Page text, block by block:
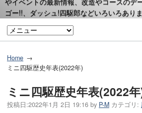
ゴー!!、ダッシュ!四駆郎などいろいろありま
Home
ミニ四駆歴史年表(2022年)
ミニ四駆歴史年表(2022
投稿日:2022年1月 2日 19:16 by P-M カテゴリ: